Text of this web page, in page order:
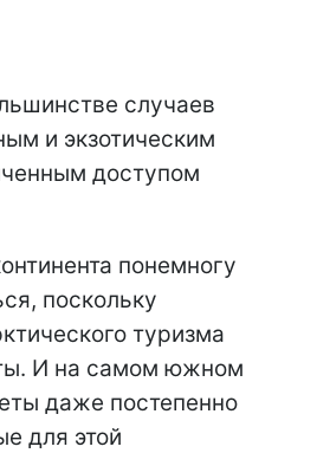
случаев
и экзотическим
доступом
понемногу
поскольку
туризма
И на самом южном
даже постепенно
для этой